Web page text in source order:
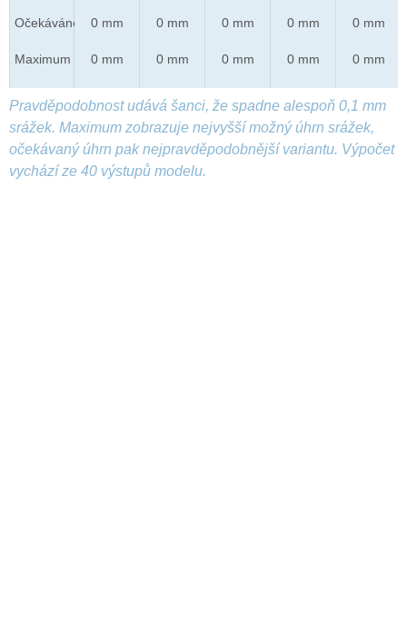
Očekáváno
Maximum
0 mm
0 mm
0 mm
0 mm
0 mm
0 mm
0 mm
0 mm
0 mm
0 mm
Pravděpodobnost udává šanci, že spadne alespoň 0,1 mm
srážek. Maximum zobrazuje nejvyšší možný úhrn srážek,
očekávaný úhrn pak nejpravděpodobnější variantu. Výpočet
vychází ze 40 výstupů modelu.